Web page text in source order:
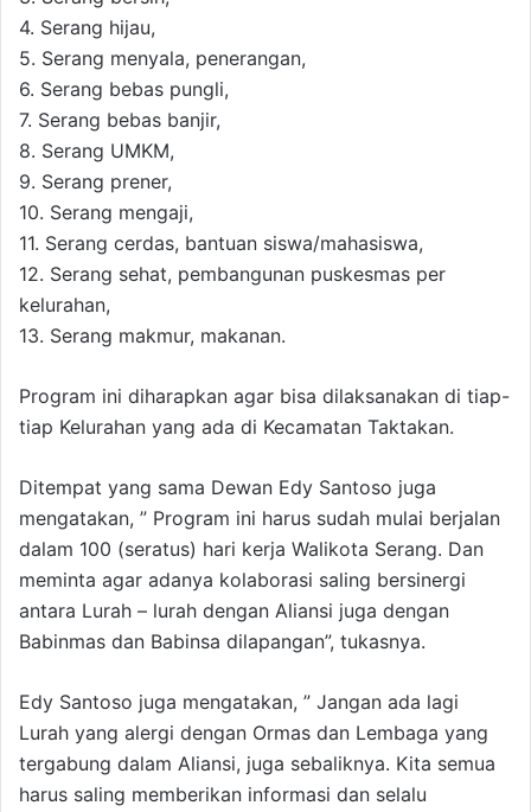
4. Serang hijau,
5. Serang menyala, penerangan,
6. Serang bebas pungli,
7. Serang bebas banjir,
8. Serang UMKM,
9. Serang prener,
10. Serang mengaji,
11. Serang cerdas, bantuan siswa/mahasiswa,
12. Serang sehat, pembangunan puskesmas per
kelurahan,
13. Serang makmur, makanan.
Program ini diharapkan agar bisa dilaksanakan di tiap-
tiap Kelurahan yang ada di Kecamatan Taktakan.
Ditempat yang sama Dewan Edy Santoso juga
mengatakan, ” Program ini harus sudah mulai berjalan
dalam 100 (seratus) hari kerja Walikota Serang. Dan
meminta agar adanya kolaborasi saling bersinergi
antara Lurah – lurah dengan Aliansi juga dengan
Babinmas dan Babinsa dilapangan”, tukasnya.
Edy Santoso juga mengatakan, ” Jangan ada lagi
Lurah yang alergi dengan Ormas dan Lembaga yang
tergabung dalam Aliansi, juga sebaliknya. Kita semua
harus saling memberikan informasi dan selalu